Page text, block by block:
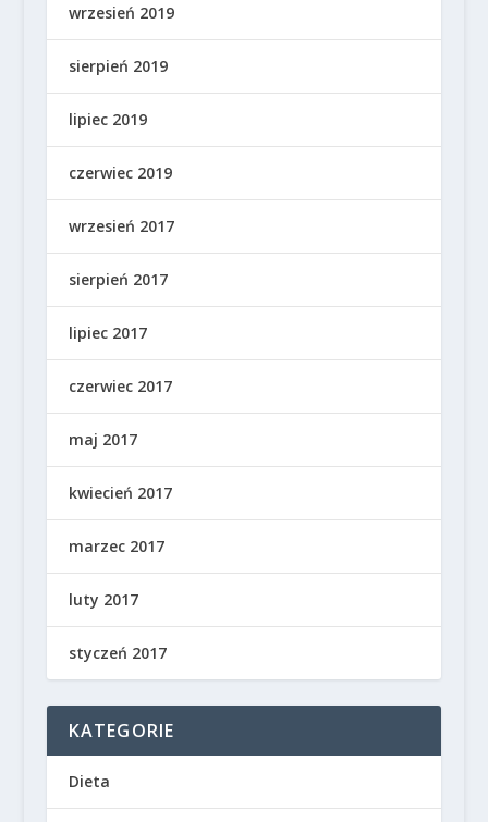
wrzesień 2019
sierpień 2019
lipiec 2019
czerwiec 2019
wrzesień 2017
sierpień 2017
lipiec 2017
czerwiec 2017
maj 2017
kwiecień 2017
marzec 2017
luty 2017
styczeń 2017
KATEGORIE
Dieta